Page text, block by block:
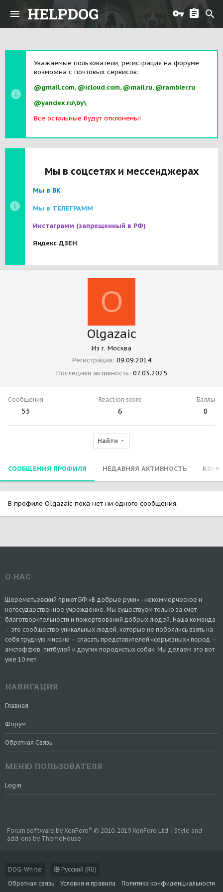
HELPDOG
Уважаемые пользователи, регистрация на форуме
возможна с почтовых сервисов:
@gmail.com, @icloud.com, @mail.ru, @rambler.ru
@yandex.ru\by\
Все остальные будут отклонены!
Мы в соцсетях и мессенджерах
Мы в ВК
Мы в ТЕЛЕГРАММ
Инстаграмм (запрещенный в РФ)
Яндекс ДЗЕН
O
Olgazaic
Из г. Москва
Регистрация 09.09.2014
Последняя активность 07.03.2025
Сообщения
55
Reaction score
6
Баллы
8
Найти
СООБЩЕНИЯ ПРОФИЛЯ НЕДАВНЯЯ АКТИВНОСТЬ
В профиле Olgazaic пока нет ни одного сообщения.
О НАС
Шереметьевский приют БФ «В добрые руки» - некоммерческое и
негосударственное учреждение. Мы существуем только за счет
благотворительности и пожертвований добрых людей. Наша команда
– это сообщество уникальных людей, которые не побоялись взять на
себя трудную миссию – спасать представителей «серьезных» пород –
амстаффов, питбулей и других породистых собак. Мы делаем это вот
уже 10 лет.
НАВИГАЦИЯ
Главная
Форум
Обратная Связь
МЕНЮ ПОЛЬЗОВАТЕЛЯ
Login
DOG-White
Русский (RU)
Обратная связь
Условия и правила Политика конфиденциальности
Forum software by XenForo® © 2010-2019 XenForo Ltd. | Style and
add-ons by ThemeHouse